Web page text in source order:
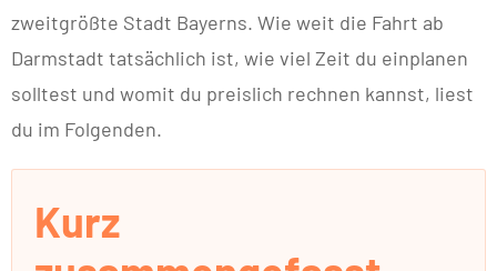
zweitgrößte Stadt Bayerns. Wie weit die Fahrt ab
Darmstadt tatsächlich ist, wie viel Zeit du einplanen
solltest und womit du preislich rechnen kannst, liest
du im Folgenden.
Kurz